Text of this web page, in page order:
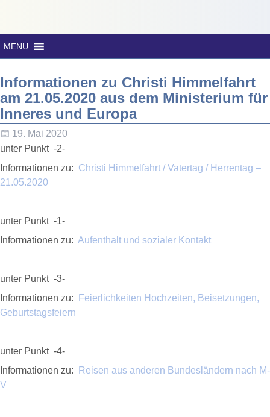
MENU
Informationen zu Christi Himmelfahrt
am 21.05.2020 aus dem Ministerium für
Inneres und Europa
19. Mai 2020
unter Punkt -2-
Informationen zu: Christi Himmelfahrt / Vatertag / Herrentag –
21.05.2020
unter Punkt -1-
Informationen zu: Aufenthalt und sozialer Kontakt
unter Punkt -3-
Informationen zu:
Feierlichkeiten Hochzeiten, Beisetzungen,
Geburtstagsfeiern
unter Punkt -4-
Informationen zu:
Reisen aus anderen Bundesländern nach M-
V